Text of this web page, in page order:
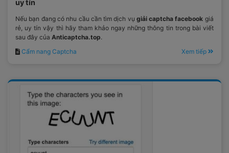
uy tín
Nếu bạn đang có nhu cầu cần tìm dịch vụ giải captcha facebook giá
rẻ, uy tín vậy thì hãy tham khảo ngay những thông tin trong bài viết
sau đây của Anticaptcha.top.
Cẩm nang Captcha
Xem tiếp